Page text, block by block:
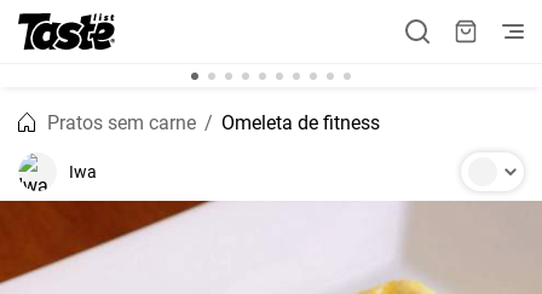
Pratos sem carne Omeleta de fitness
Iwa